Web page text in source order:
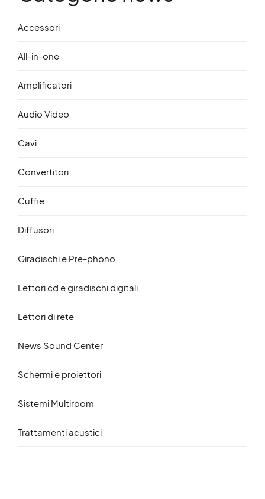
Accessori
All-in-one
Amplificatori
Audio Video
Cavi
Convertitori
Cuffie
Diffusori
Giradischi e Pre-phono
Lettori cd e giradischi digitali
Lettori di rete
News Sound Center
Schermi e proiettori
Sistemi Multiroom
Trattamenti acustici